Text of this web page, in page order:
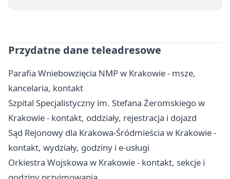
Przydatne dane teleadresowe
Parafia Wniebowzięcia NMP w Krakowie - msze,
kancelaria, kontakt
Szpital Specjalistyczny im. Stefana Żeromskiego w
Krakowie - kontakt, oddziały, rejestracja i dojazd
Sąd Rejonowy dla Krakowa-Śródmieścia w Krakowie -
kontakt, wydziały, godziny i e-usługi
Orkiestra Wojskowa w Krakowie - kontakt, sekcje i